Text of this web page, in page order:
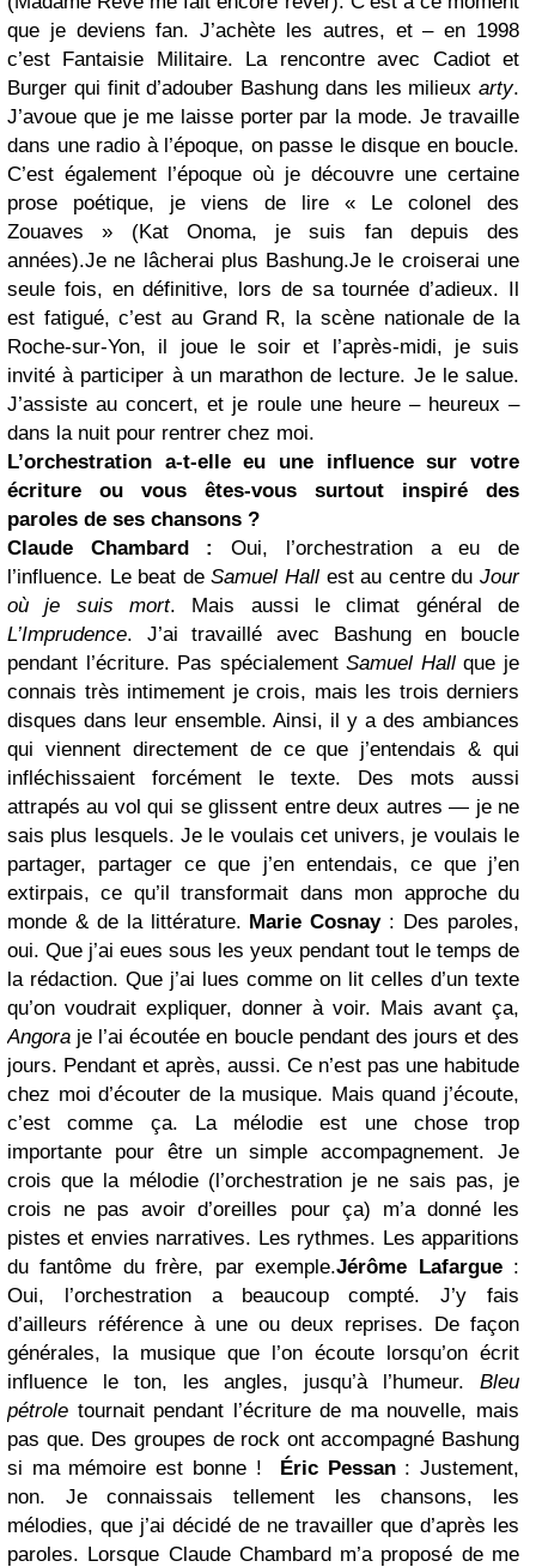
que je deviens fan. J’achète les autres, et – en 1998
c’est Fantaisie Militaire. La rencontre avec Cadiot et
Burger qui finit d’adouber Bashung dans les milieux arty.
J’avoue que je me laisse porter par la mode. Je travaille
dans une radio à l’époque, on passe le disque en boucle.
C’est également l’époque où je découvre une certaine
prose poétique, je viens de lire « Le colonel des
Zouaves » (Kat Onoma, je suis fan depuis des
années).Je ne lâcherai plus Bashung.Je le croiserai une
seule fois, en définitive, lors de sa tournée d’adieux. Il
est fatigué, c’est au Grand R, la scène nationale de la
Roche-sur-Yon, il joue le soir et l’après-midi, je suis
invité à participer à un marathon de lecture. Je le salue.
J’assiste au concert, et je roule une heure – heureux –
dans la nuit pour rentrer chez moi.
L’orchestration a-t-elle eu une influence sur votre
écriture ou vous êtes-vous surtout inspiré des
paroles de ses chansons ?
Claude Chambard :
Oui, l’orchestration a eu de
l’influence. Le beat deSamuel Hall est au centre duJour
où je suis mort. Mais aussi le climat général de
L’Imprudence. J’ai travaillé avec Bashung en boucle
pendant l’écriture. Pas spécialementSamuel Hallque je
connais très intimement je crois, mais les trois derniers
disques dans leur ensemble. Ainsi, il y a des ambiances
qui viennent directement de ce que j’entendais & qui
infléchissaient forcément le texte. Des mots aussi
attrapés au vol qui se glissent entre deux autres — je ne
sais plus lesquels. Je le voulais cet univers, je voulais le
partager, partager ce que j’en entendais, ce que j’en
extirpais, ce qu’il transformait dans mon approche du
monde & de la littérature. Marie Cosnay: Des paroles,
oui. Que j’ai eues sous les yeux pendant tout le temps de
la rédaction. Que j’ai lues comme on lit celles d’un texte
qu’on voudrait expliquer, donner à voir. Mais avant ça,
Angora je l’ai écoutée en boucle pendant des jours et des
jours. Pendant et après, aussi. Ce n’est pas une habitude
chez moi d’écouter de la musique. Mais quand j’écoute,
c’est comme ça. La mélodie est une chose trop
importante pour être un simple accompagnement. Je
crois que la mélodie (l’orchestration je ne sais pas, je
crois ne pas avoir d’oreilles pour ça) m’a donné les
pistes et envies narratives. Les rythmes. Les apparitions
du fantôme du frère, par exemple.Jérôme Lafargue:
Oui, l’orchestration a beaucoup compté. J’y fais
d’ailleurs référence à une ou deux reprises. De façon
générales, la musique que l’on écoute lorsqu’on écrit
influence le ton, les angles, jusqu’à l’humeur. Bleu
pétrole tournait pendant l’écriture de ma nouvelle, mais
pas que. Des groupes de rock ont accompagné Bashung
si ma mémoire est bonne !
Éric Pessan: Justement,
non. Je connaissais tellement les chansons, les
mélodies, que j’ai décidé de ne travailler que d’après les
paroles. Lorsque Claude Chambard m’a proposé de me